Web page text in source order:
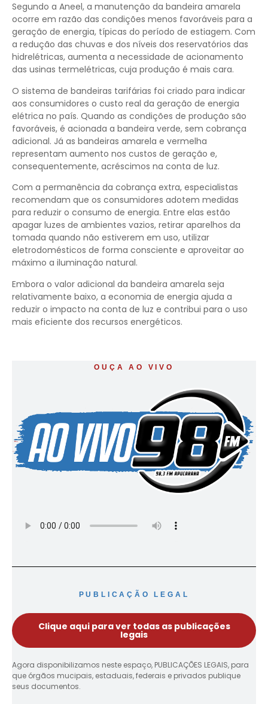
Segundo a Aneel, a manutenção da bandeira amarela
ocorre em razão das condições menos favoráveis para a
geração de energia, típicas do período de estiagem. Com
a redução das chuvas e dos níveis dos reservatórios das
hidrelétricas, aumenta a necessidade de acionamento
das usinas termelétricas, cuja produção é mais cara.
O sistema de bandeiras tarifárias foi criado para indicar
aos consumidores o custo real da geração de energia
elétrica no país. Quando as condições de produção são
favoráveis, é acionada a bandeira verde, sem cobrança
adicional. Já as bandeiras amarela e vermelha
representam aumento nos custos de geração e,
consequentemente, acréscimos na conta de luz.
Com a permanência da cobrança extra, especialistas
recomendam que os consumidores adotem medidas
para reduzir o consumo de energia. Entre elas estão
apagar luzes de ambientes vazios, retirar aparelhos da
tomada quando não estiverem em uso, utilizar
eletrodomésticos de forma consciente e aproveitar ao
máximo a iluminação natural.
Embora o valor adicional da bandeira amarela seja
relativamente baixo, a economia de energia ajuda a
reduzir o impacto na conta de luz e contribui para o uso
mais eficiente dos recursos energéticos.
OUÇA AO VIVO
PUBLICAÇÃO LEGAL
Clique aqui para ver todas as publicações
legais
Agora disponibilizamos neste espaço, PUBLICAÇÕES LEGAIS, para
que órgãos mucipais, estaduais, federais e privados publique
seus documentos.